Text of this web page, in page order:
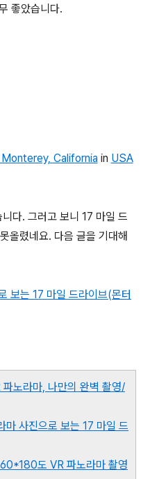
좋았습니다.
California in USA
다. 그러고 보니 17 마일 드
올렸네요. 다음 글을 기대해
보는 17 마일 드라이브(몬터
라마, 나만의 완벽 촬영/
사진으로 보는 17 마일 드
도 VR 파노라마 촬영